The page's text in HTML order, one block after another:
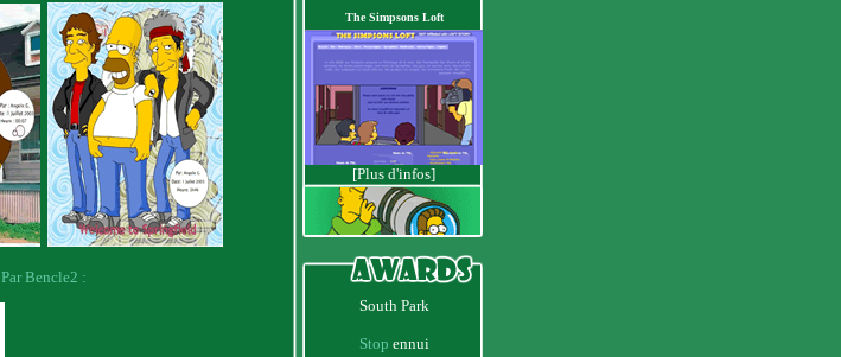
Par Bencle2 :
The Simpsons Loft
[Plus d'infos]
South Park
Stop ennui